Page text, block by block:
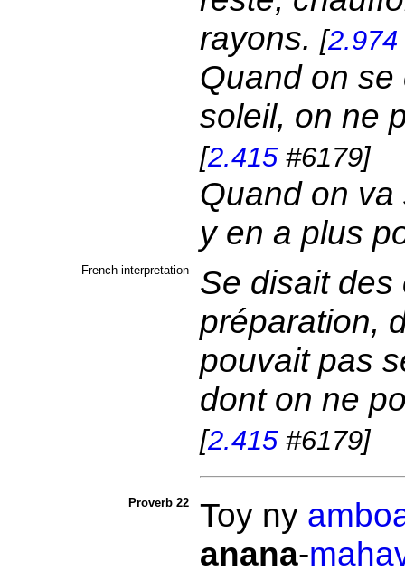
rayons. [2.974
Quand on
soleil, on ne
[2.415#6179]
Quand on va
y en a plus
French interpretation
Se disait
préparation,
pouvait pas
dont on ne
[2.415#6179]
Proverb 22 Toy ny
anana-